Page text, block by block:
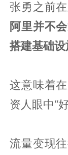
张勇之前
阿里并不
搭建基础设
这意味着
资人眼中“
流量变现